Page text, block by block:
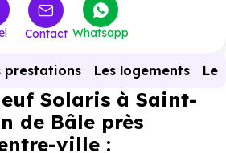
Contact Whatsapp
prestations Les logements Le
Solaris à Saint-
de Bâle près
ville :